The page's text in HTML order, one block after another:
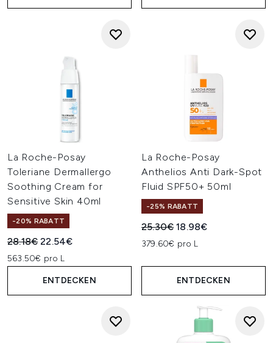
La Roche-Posay
Toleriane Dermallergo
Soothing Cream for
Sensitive Skin 40ml
-20% RABATT
Unverbindliche Preisempfehlung:
28.18€Aktueller Preis:
22.54€
563.50€ pro L
ENTDECKEN
La Roche-Posay
Anthelios Anti Dark-Spot
Fluid SPF50+ 50ml
-25% RABATT
Unverbindliche
25.30€Aktueller Preis:
18.98€
379.60€ pro L
ENTDECKEN